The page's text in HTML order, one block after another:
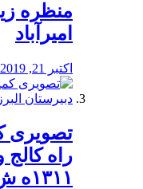
منظره‌‌
امیرآباد
اکتبر 21, 2019
️تصویری
راه كالج
۱۳۱۱ه ش